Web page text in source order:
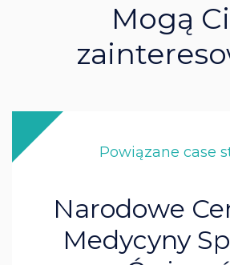
Mogą
Powiązane case
Narodowe
Medycyny